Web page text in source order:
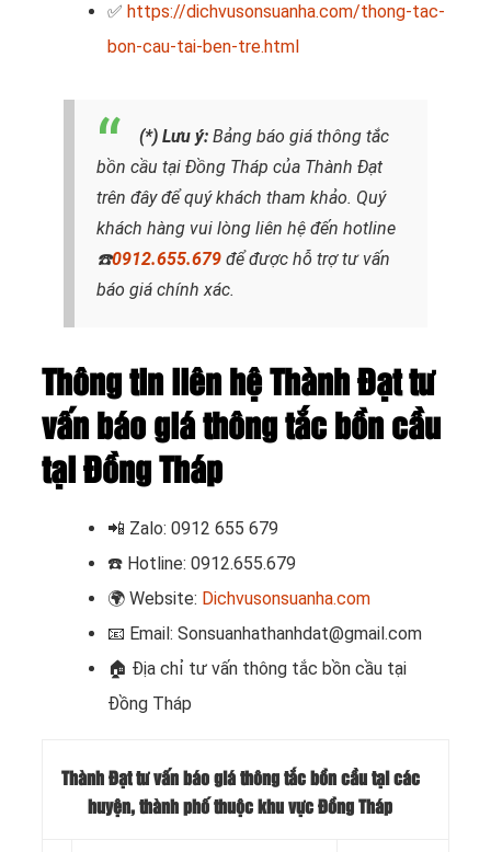
✅ https://dichvusonsuanha.com/thong-tac-
bon-cau-tai-ben-tre.html
(*) Lưu ý: Bảng báo giá thông tắc
bồn cầu tại Đồng Tháp của Thành Đạt
trên đây để quý khách tham khảo. Quý
khách hàng vui lòng liên hệ đến hotline
☎️0912.655.679 để được hỗ trợ tư vấn
báo giá chính xác.
Thông tin liên hệ Thành Đạt tư
vấn báo giá thông tắc bồn cầu
tại Đồng Tháp
📲 Zalo: 0912 655 679
☎️ Hotline: 0912.655.679
🌍 Website: Dichvusonsuanha.com
📧 Email: Sonsuanhathanhdat@gmail.com
🏠 Địa chỉ tư vấn thông tắc bồn cầu tại
Đồng Tháp
Thành Đạt tư vấn báo giá thông tắc bồn cầu tại các
huyện, thành phố thuộc khu vực Đồng Tháp